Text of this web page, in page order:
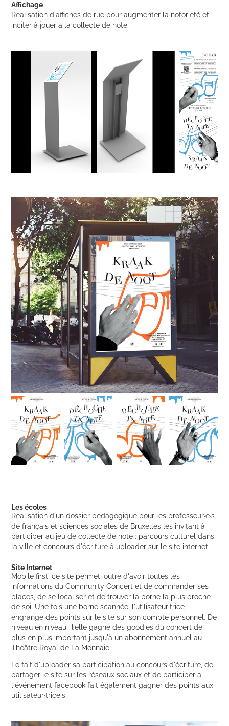
Affichage
Réalisation d'affiches de rue pour augmenter la notoriété et
inciter à jouer à la collecte de note.
Lesécoles
Réalisation d'un dossier pédagogique pour les professeur·e·s
de français et sciences sociales de Bruxelles les invitant à
participer au jeu de collecte de note : parcours culturel dans
la ville et concours d'écriture à uploader sur le site internet.
Site Internet
Mobile first, ce site permet, outre d'avoir toutes les
informations du Community Concert et de commander ses
places, de se localiser et de trouver la borne la plus proche
de soi. Une fois une borne scannée, l'utilisateur·trice
engrange des points sur le site sur son compte personnel. De
niveau en niveau, il·elle gagne des goodies du concert de
plus en plus important jusqu'à un abonnement annuel au
Théâtre Royal de La Monnaie.
Le fait d'uploader sa participation au concours d'écriture, de
partager le site sur les réseaux sociaux et de participer à
l'événement facebook fait également gagner des points aux
utilisateur·trice·s.